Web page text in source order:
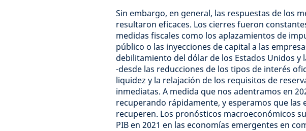
Sin embargo, en general, las respuestas de los
resultaron eficaces. Los cierres fueron
medidas fiscales como los aplazamientos de
público o las inyecciones de capital a las
debilitamiento del dólar de los Estados Unidos
-desde las reducciones de los tipos de interés
liquidez y la relajación de los requisitos de
inmediatas. A medida que nos adentramos en
recuperando rápidamente, y esperamos que las
recuperen. Los pronósticos macroeconómicos
PIB en 2021 en las economías emergentes en